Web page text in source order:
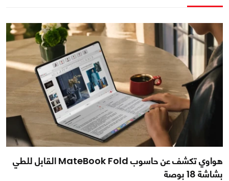
هواوي تكشف عن حاسوب MateBook Fold القابل للطي
بشاشة 18 بوصة